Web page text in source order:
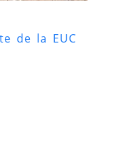
de la EUC